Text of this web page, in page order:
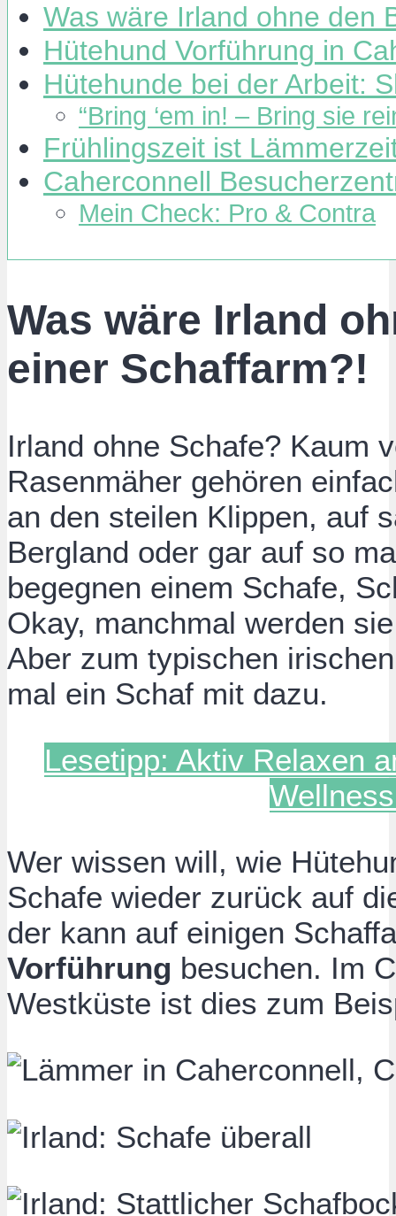
Was wäre Irland ohne den
Hütehund Vorführung in
Hütehunde bei der Arbeit:
“Bring ‘em in! – Bring sie
Frühlingszeit ist
Caherconnell
Mein Check: Pro & Contra
Was wäre Irland
einer Schaffarm?!
Irland ohne Schafe? Kaum
Rasenmäher gehören
an den steilen Klippen, auf
Bergland oder gar auf so
begegnen einem Schafe,
Okay, manchmal werden
Aber zum typischen
mal ein Schaf mit dazu.
Lesetipp: Aktiv Relaxen
Wer wissen will, wie
Schafe wieder zurück auf
der kann auf einigen
Vorführung besuchen. Im
Westküste ist dies zum